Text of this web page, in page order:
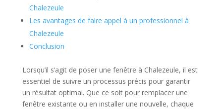
Chalezeule
Les avantages de faire appel à un professionnel à
Chalezeule
Conclusion
Lorsqu’il s’agit de poser une fenêtre à Chalezeule, il est
essentiel de suivre un processus précis pour garantir
un résultat optimal. Que ce soit pour remplacer une
fenêtre existante ou en installer une nouvelle, chaque